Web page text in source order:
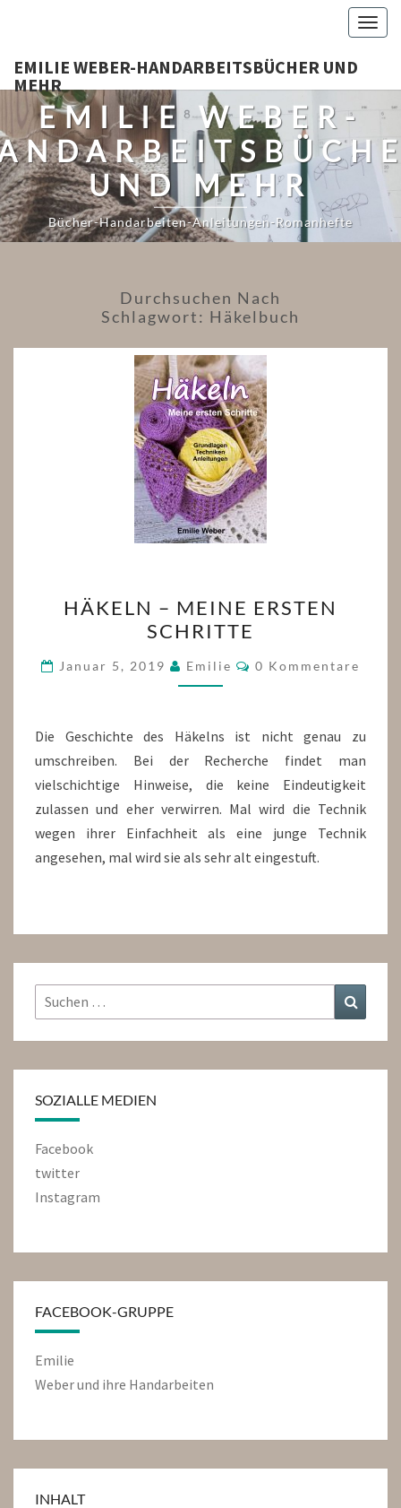
EMILIE WEBER-HANDARBEITSBÜCHER UND
MEHR
EMILIE WEBER-
UND MEHR
Bücher-Handarbeiten-Anleitungen-Romanhefte
Durchsuchen Nach
Schlagwort: Häkelbuch
–
MEINE
ERSTEN
SCHRITTE
HÄKELN – MEINE ERSTEN
SCHRITTE
Januar 5, 2019 Emilie Kommentare
0 Kommentare
Die Geschichte des Häkelns ist nicht genau zu
umschreiben. Bei der Recherche findet man
vielschichtige Hinweise, die keine Eindeutigkeit
zulassen und eher verwirren. Mal wird die Technik
wegen ihrer Einfachheit als eine junge Technik
angesehen, mal wird sie als sehr alt eingestuft.
Suchen
nach:
SOZIALLE MEDIEN
Facebook
twitter
Instagram
FACEBOOK-GRUPPE
Emilie
Weber und ihre Handarbeiten
INHALT